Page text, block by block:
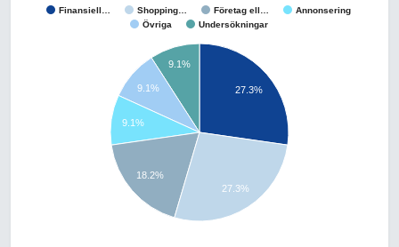
Finansiell… Shopping… Företag ell…
Annonsering
Övriga
Undersökningar
27.3%
9.1%
9.1%
9.1%
18.2%
27.3%